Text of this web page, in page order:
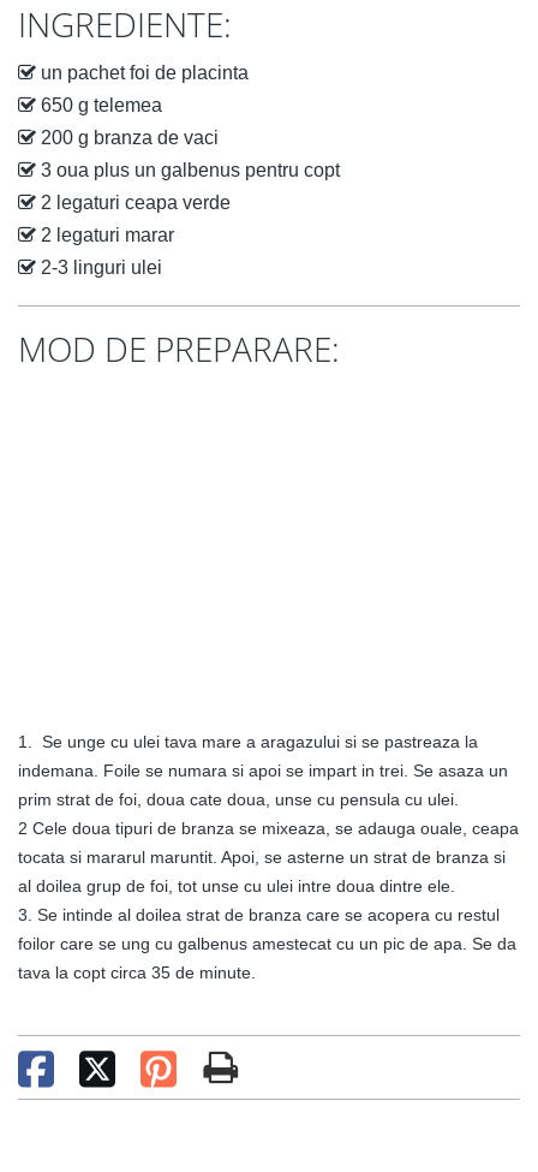
INGREDIENTE:
un pachet foi de placinta
650 g telemea
200 g branza de vaci
3 oua plus un galbenus pentru copt
2 legaturi ceapa verde
2 legaturi marar
2-3 linguri ulei
MOD DE PREPARARE:
1. Se unge cu ulei tava mare a aragazului si se pastreaza la
indemana. Foile se numara si apoi se impart in trei. Se asaza un
prim strat de foi, doua cate doua, unse cu pensula cu ulei.
2 Cele doua tipuri de branza se mixeaza, se adauga ouale, ceapa
tocata si mararul maruntit. Apoi, se asterne un strat de branza si
al doilea grup de foi, tot unse cu ulei intre doua dintre ele.
3. Se intinde al doilea strat de branza care se acopera cu restul
foilor care se ung cu galbenus amestecat cu un pic de apa. Se da
tava la copt circa 35 de minute.